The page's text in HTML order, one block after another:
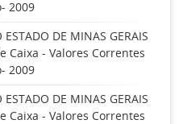
2009
ESTADO DE MINAS GERAIS
Caixa - Valores Correntes
2009
ESTADO DE MINAS GERAIS
Caixa - Valores Correntes